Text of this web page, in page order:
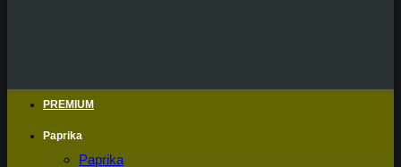
PREMIUM
Paprika
Paprika